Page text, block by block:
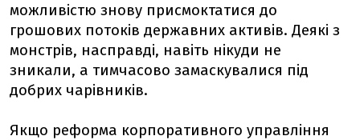
можливістю знову присмоктатися до
грошових потоків державних активів. Деякі з
монстрів, насправді, навіть нікуди не
зникали, а тимчасово замаскувалися під
добрих чарівників.
Якщо реформа корпоративного управління